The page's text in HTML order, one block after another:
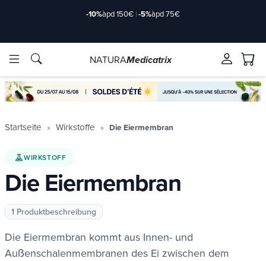
Marken
2-
-10%àpd 150€ |-5%àpd 75€
Marken
2-
NATURAMedicatrix
Startseite Wirkstoffe Die Eiermembran
WIRKSTOFF
Die Eiermembran
1 Produktbeschreibung
Die Eiermembran kommt aus Innen- und
Außenschalenmembranen des Ei zwischen dem